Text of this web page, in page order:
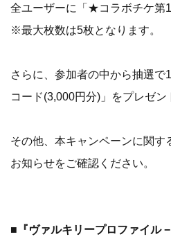
全ユーザーに「★コラボチケ第
※最大枚数は5枚となります。
さらに、参加者の中から抽選で
コード(3,000円分)」をプレゼン
その他、本キャンペーンに関す
お知らせをご確認ください。
■『ヴァルキリープロファイル